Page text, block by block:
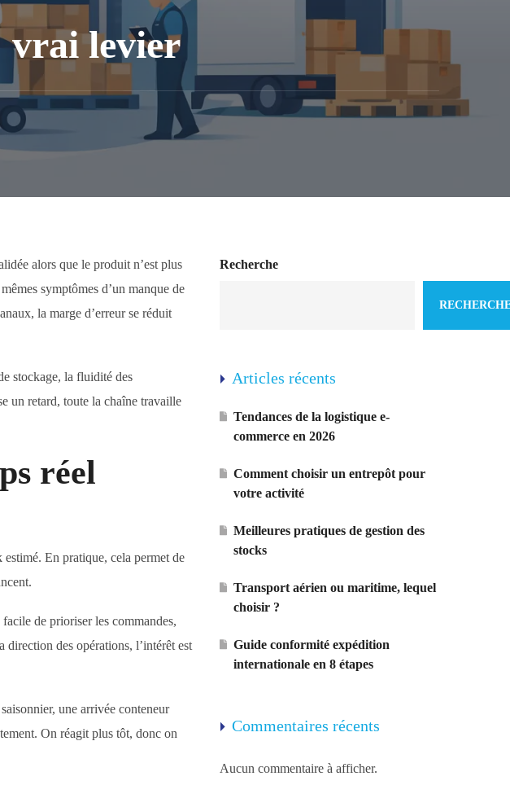
vrai levier
alors que le produit n’est plus
symptômes d’un manque de
la marge d’erreur se réduit
stockage, la fluidité des
un retard, toute la chaîne travaille
réel
En pratique, cela permet de
de prioriser les commandes,
direction des opérations, l’intérêt est
une arrivée conteneur
On réagit plus tôt, donc on
Recherche
Articles récents
Tendances de la logistique e-
commerce en 2026
Comment choisir un entrepôt pour
votre activité
Meilleures pratiques de gestion des
stocks
Transport aérien ou maritime, lequel
choisir ?
Guide conformité expédition
internationale en 8 étapes
Commentaires récents
Aucun commentaire à afficher.